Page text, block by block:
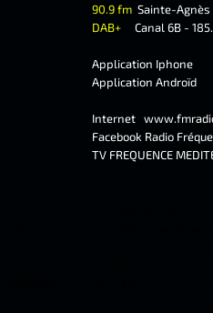
90.9 fm Sainte-Agnès
DAB+
Canal 6B -
Application Iphone
Application Androïd
Internet
Facebook Radio
TV FREQUENCE